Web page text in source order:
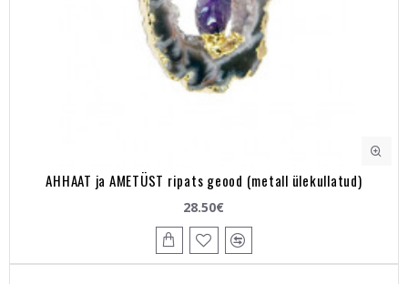
AHHAAT ja AMETÜST ripats geood (metall ülekullatud)
28.50€